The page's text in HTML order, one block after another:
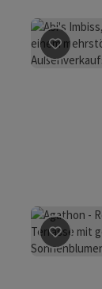
Beitrag
Beitrag